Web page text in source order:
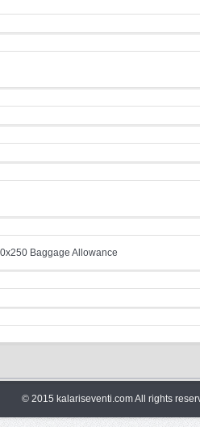
© 2015 kalariseventi.com All rights